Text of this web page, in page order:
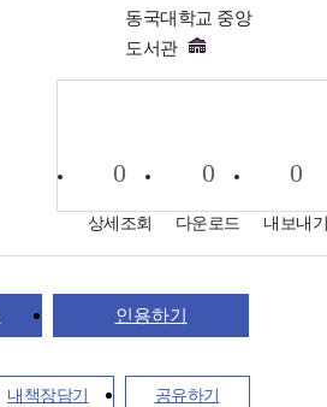
동국대학교 중앙
도서관
0
상세조회
0
다운로드
0
내보내
인용하기
내책장담기 공유하기